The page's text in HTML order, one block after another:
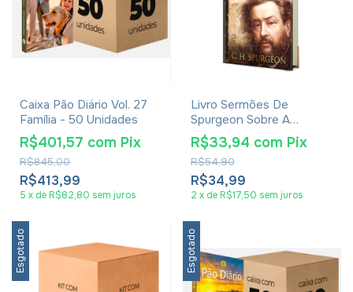
Caixa Pão Diário Vol. 27
Família - 50 Unidades
R$413,99
R$845,00
R$401,57 com Pix
5 x de R$82,80 sem juros
Livro Sermões De
Spurgeon Sobre A
Segunda Vinda De Cristo
R$34,99
R$54,90
R$33,94 com Pix
2 x de R$17,50 sem juros
Esgotado Esgotado